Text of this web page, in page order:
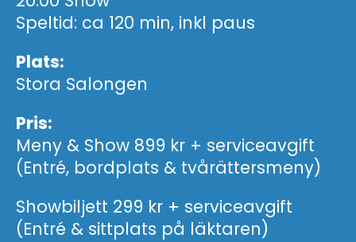
Speltid: ca 120 min, inkl paus
Plats:
Stora Salongen
Pris:
Meny & Show 899 kr + serviceavgift
(Entré, bordplats & tvårättersmeny)
Showbiljett 299 kr + serviceavgift
(Entré & sittplats på läktaren)